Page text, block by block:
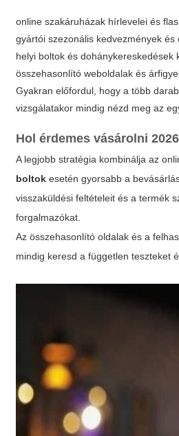
online szakáruházak hírlevelei és
gyártói szezonális kedvezmények és
helyi boltok és dohánykereskedések
összehasonlító weboldalak és
Gyakran előfordul, hogy a több
vizsgálatakor mindig nézd meg az
Hol érdemes vásárolni
A legjobb stratégia kombinálja az
boltok esetén gyorsabb a
visszaküldési feltételeit és a termék
forgalmazókat.
Az összehasonlító oldalak és a
mindig keresd a független teszteket